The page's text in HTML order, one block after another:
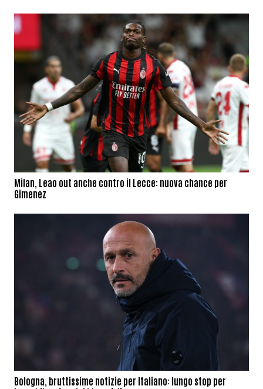
Milan, Leao out anche contro il Lecce: nuova chance per
Gimenez
Bologna, bruttissime notizie per Italiano: lungo stop per